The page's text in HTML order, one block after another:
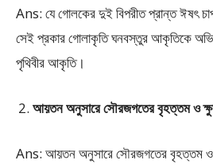
Ans: যে গোলকের দুই বিপরীত প্রান্ত ঈষৎ
সেই প্রকার গোলাকৃতি ঘনবস্তুর আকৃতিকে
পৃথিবীর আকৃতি।
আয়তন অনুসারে সৌরজগতের বৃহত্তম ও
Ans: আয়তন অনুসারে সৌরজগতের বৃহত্তম ও